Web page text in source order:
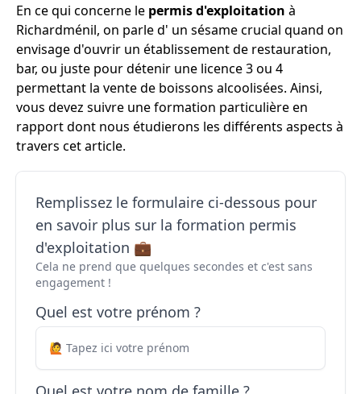
En ce qui concerne le permis d'exploitation à
Richardménil, on parle d' un sésame crucial quand on
envisage d'ouvrir un établissement de restauration,
bar, ou juste pour détenir une licence 3 ou 4
permettant la vente de boissons alcoolisées. Ainsi,
vous devez suivre une formation particulière en
rapport dont nous étudierons les différents aspects à
travers cet article.
Remplissez le formulaire ci-dessous pour
en savoir plus sur la formation permis
d'exploitation 💼
Cela ne prend que quelques secondes et c'est sans
engagement !
Quel est votre prénom ?